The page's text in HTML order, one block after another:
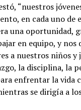
“nuestros
en cada uno de
una oportunidad,
en equipo, y nos
a nuestros niños y
la disciplina, la
enfrentar la vida
se dirigía a